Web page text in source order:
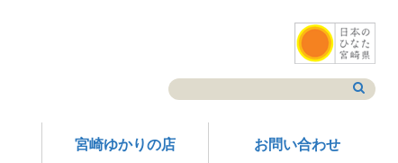
宮崎ゆかりの店 お問い合わせ